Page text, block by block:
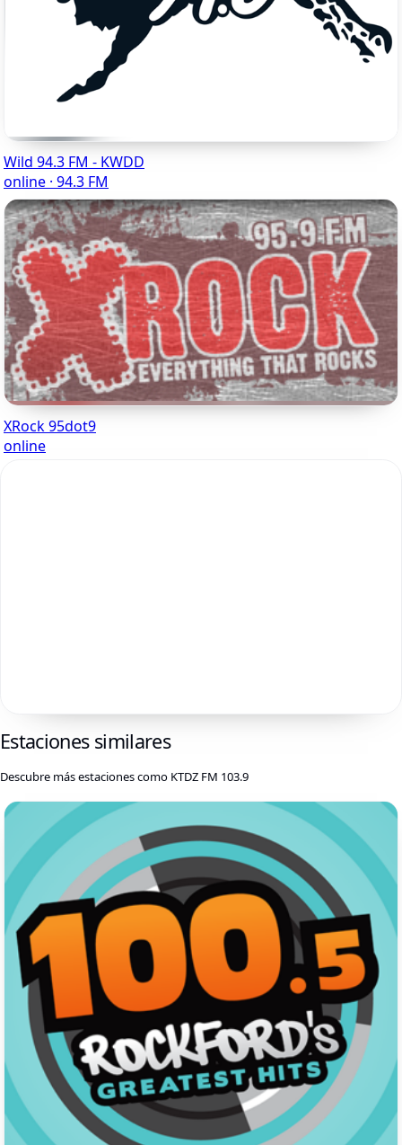
Wild 94.3 FM - KWDD
online · 94.3 FM
XRock 95dot9
online
Estaciones similares
Descubre más estaciones como KTDZ FM 103.9